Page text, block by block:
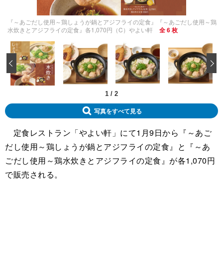
『～あごだし使用～鶏しょうが鍋とアジフライの定食』『～あごだし使用～鶏
水炊きとアジフライの定食』各1,070円（C）やよい軒
全 6 枚
1 / 2
‹
写真をすべて見る
定食レストラン「やよい軒」にて1月9日から『～あご
だし使用～鶏しょうが鍋とアジフライの定食』と『～あ
ごだし使用～鶏水炊きとアジフライの定食』が各1,070円
で販売される。